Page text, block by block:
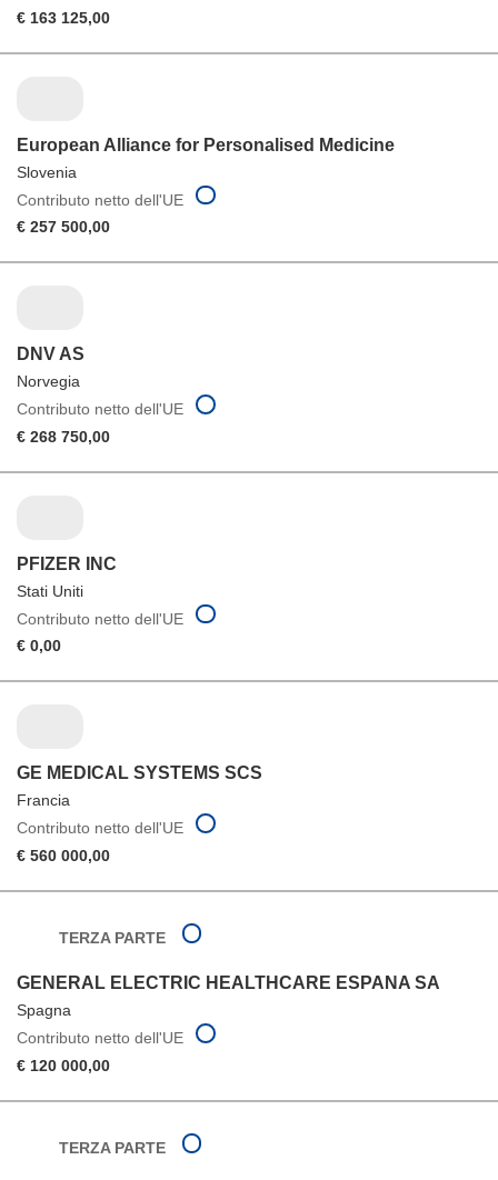
€ 163 125,00
European Alliance for Personalised Medicine
Slovenia
Contributo netto dell'UE
€ 257 500,00
DNV AS
Norvegia
Contributo netto dell'UE
€ 268 750,00
PFIZER INC
Stati Uniti
Contributo netto dell'UE
€ 0,00
GE MEDICAL SYSTEMS SCS
Francia
Contributo netto dell'UE
€ 560 000,00
TERZA PARTE
GENERAL ELECTRIC HEALTHCARE ESPANA SA
Spagna
Contributo netto dell'UE
€ 120 000,00
TERZA PARTE